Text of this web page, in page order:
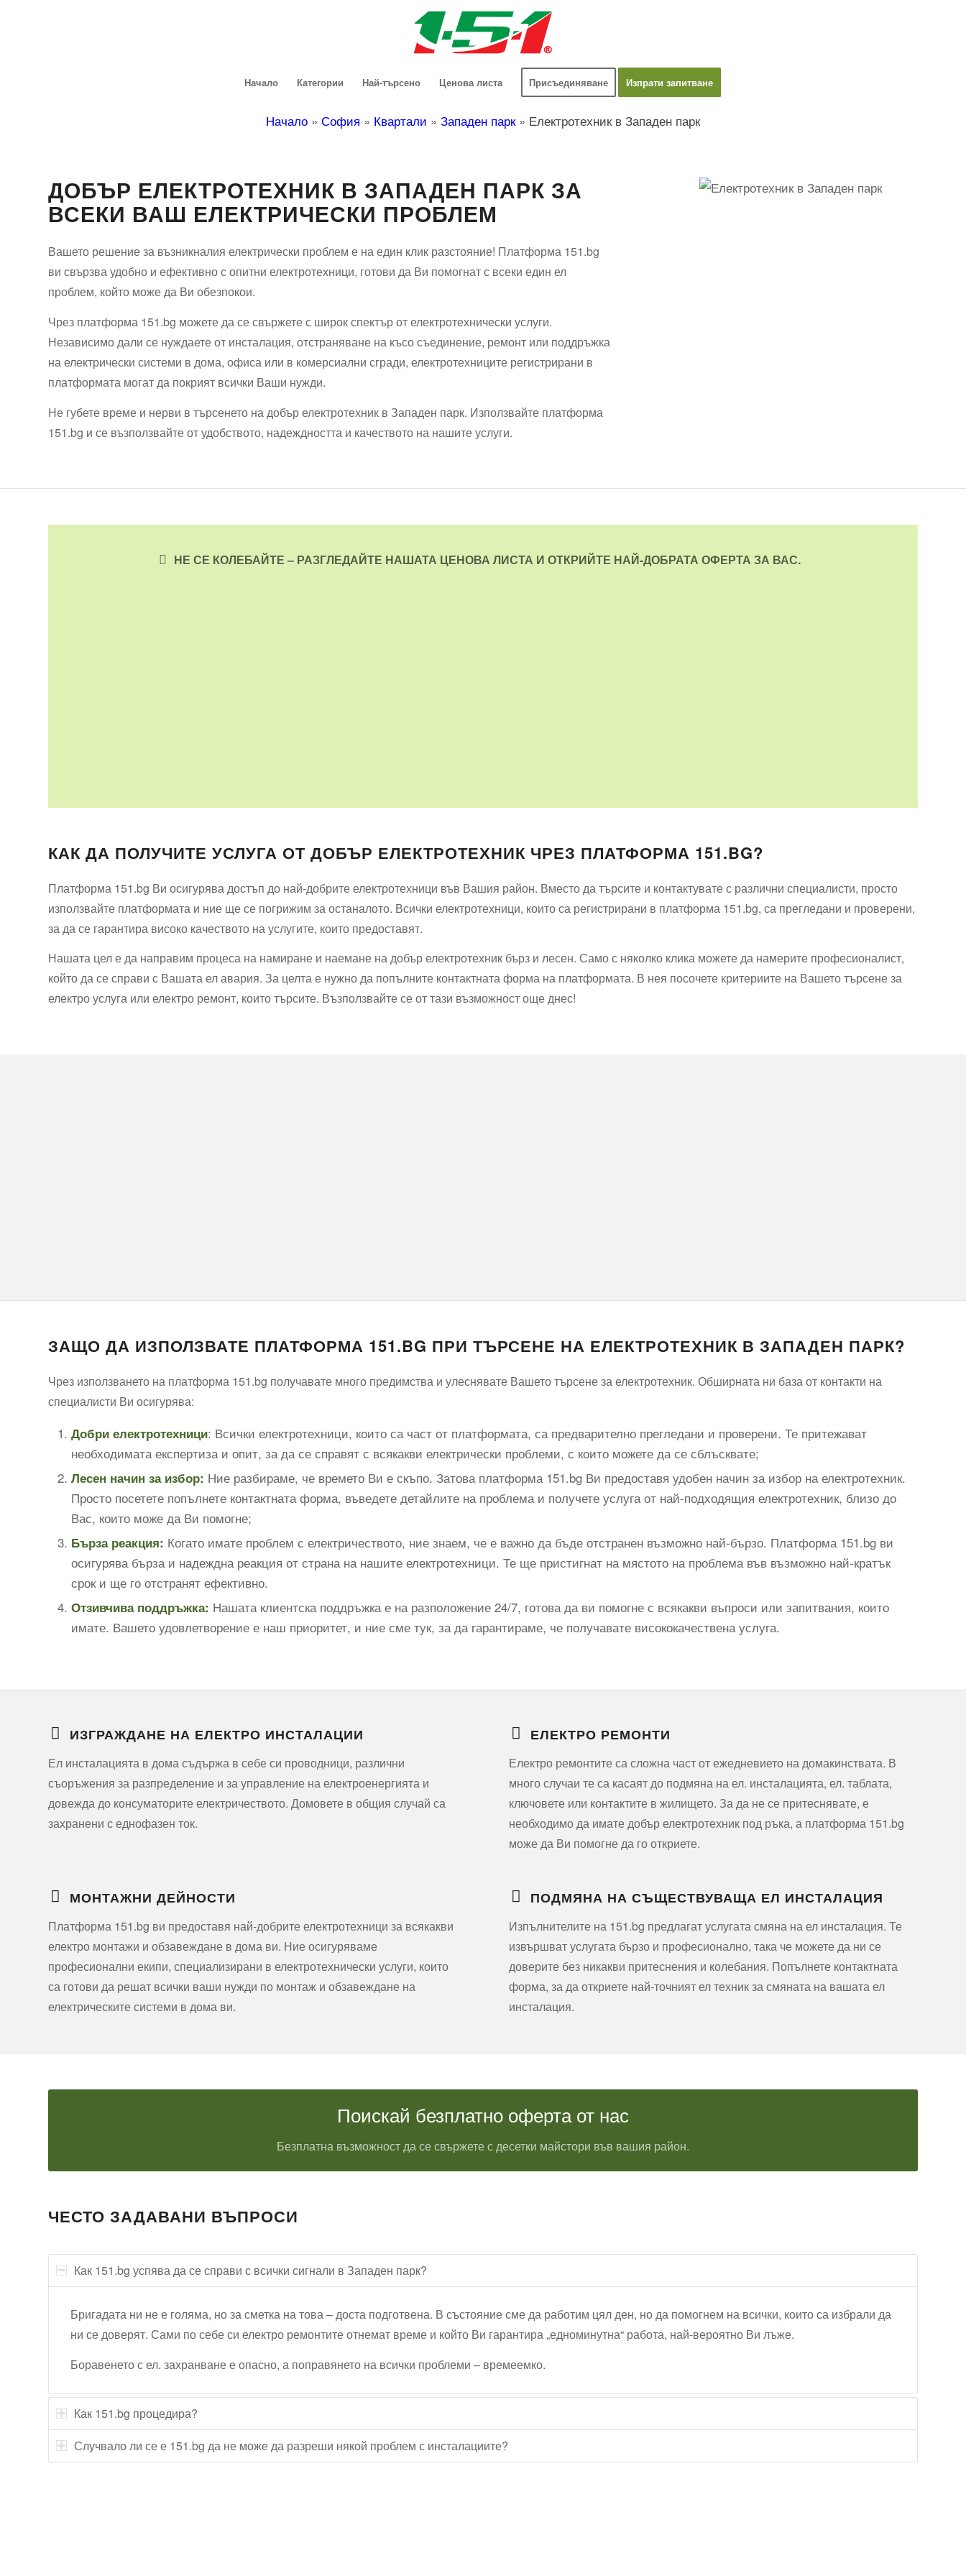
Начало Категории Най-търсено Ценова листа Присъединяване Изпрати запитване
Начало » София » Квартали » Западен парк» Електротехник в Западен парк
ДОБЪР ЕЛЕКТРОТЕХНИК В ЗАПАДЕН ПАРК ЗА
ВСЕКИ ВАШ ЕЛЕКТРИЧЕСКИ ПРОБЛЕМ
Вашето решение за възникналия електрически проблем е на един клик разстояние! Платформа 151.bg
ви свързва удобно и ефективно с опитни електротехници, готови да Ви помогнат с всеки един ел
проблем, който може да Ви обезпокои.
Чрез платформа 151.bg можете да се свържете с широк спектър от електротехнически услуги.
Независимо дали се нуждаете от инсталация, отстраняване на късо съединение, ремонт или поддръжка
на електрически системи в дома, офиса или в комерсиални сгради, електротехниците регистрирани в
платформата могат да покрият всички Ваши нужди.
Не губете време и нерви в търсенето на добър електротехник в Западен парк. Използвайте платформа
151.bg и се възползвайте от удобството, надеждността и качеството на нашите услуги.
НЕ СЕ КОЛЕБАЙТЕ – РАЗГЛЕДАЙТЕ НАШАТА ЦЕНОВА ЛИСТА И ОТКРИЙТЕ НАЙ-ДОБРАТА ОФЕРТА ЗА ВАС.
КАК ДА ПОЛУЧИТЕ УСЛУГА ОТ ДОБЪР ЕЛЕКТРОТЕХНИК ЧРЕЗ ПЛАТФОРМА 151.BG?
Платформа 151.bg Ви осигурява достъп до най-добрите електротехници във Вашия район. Вместо да търсите и контактувате с различни специалисти, просто
използвайте платформата и ние ще се погрижим за останалото. Всички електротехници, които са регистрирани в платформа 151.bg, са прегледани и проверени,
за да се гарантира високо качеството на услугите, които предоставят.
Нашата цел е да направим процеса на намиране и наемане на добър електротехник бърз и лесен. Само с няколко клика можете да намерите професионалист,
който да се справи с Вашата ел авария. За целта е нужно да попълните контактната форма на платформата. В нея посочете критериите на Вашето търсене за
електро услуга или електро ремонт, които търсите. Възползвайте се от тази възможност още днес!
ЗАЩО ДА ИЗПОЛЗВАТЕ ПЛАТФОРМА 151.BG ПРИ ТЪРСЕНЕ НА ЕЛЕКТРОТЕХНИК В ЗАПАДЕН ПАРК?
Чрез използването на платформа 151.bg получавате много предимства и улеснявате Вашето търсене за електротехник. Обширната ни база от контакти на
специалисти Ви осигурява:
Добри електротехници: Всички електротехници, които са част от платформата, са предварително прегледани и проверени. Те притежават
необходимата експертиза и опит, за да се справят с всякакви електрически проблеми, с които можете да се сблъсквате;
Лесен начин за избор: Ние разбираме, че времето Ви е скъпо. Затова платформа 151.bg Ви предоставя удобен начин за избор на електротехник.
Просто посетете попълнете контактната форма, въведете детайлите на проблема и получете услуга от най-подходящия електротехник, близо до
Вас, които може да Ви помогне;
Бърза реакция: Когато имате проблем с електричеството, ние знаем, че е важно да бъде отстранен възможно най-бързо. Платформа 151.bg ви
осигурява бърза и надеждна реакция от страна на нашите електротехници. Те ще пристигнат на мястото на проблема във възможно най-кратък
срок и ще го отстранят ефективно.
Отзивчива поддръжка: Нашата клиентска поддръжка е на разположение 24/7, готова да ви помогне с всякакви въпроси или запитвания, които
имате. Вашето удовлетворение е наш приоритет, и ние сме тук, за да гарантираме, че получавате висококачествена услуга.
ИЗГРАЖДАНЕ НА ЕЛЕКТРО ИНСТАЛАЦИИ
Ел инсталацията в дома съдържа в себе си проводници, различни
съоръжения за разпределение и за управление на електроенергията и
довежда до консуматорите електричеството. Домовете в общия случай са
захранени с еднофазен ток.
ЕЛЕКТРО РЕМОНТИ
Електро ремонтите са сложна част от ежедневието на домакинствата. В
много случаи те са касаят до подмяна на ел. инсталацията, ел. таблата,
ключовете или контактите в жилището. За да не се притеснявате, е
необходимо да имате добър електротехник под ръка, а платформа 151.bg
може да Ви помогне да го откриете.
МОНТАЖНИ ДЕЙНОСТИ
Платформа 151.bg ви предоставя най-добрите електротехници за всякакви
електро монтажи и обзавеждане в дома ви. Ние осигуряваме
професионални екипи, специализирани в електротехнически услуги, които
са готови да решат всички ваши нужди по монтаж и обзавеждане на
електрическите системи в дома ви.
ПОДМЯНА НА СЪЩЕСТВУВАЩА ЕЛ ИНСТАЛАЦИЯ
Изпълнителите на 151.bg предлагат услугата смяна на ел инсталация. Те
извършват услугата бързо и професионално, така че можете да ни се
доверите без никакви притеснения и колебания. Попълнете контактната
форма, за да откриете най-точният ел техник за смяната на вашата ел
инсталация.
Поискай безплатно оферта от нас
Безплатна възможност да се свържете с десетки майстори във вашия район.
ЧЕСТО ЗАДАВАНИ ВЪПРОСИ
Как 151.bg успява да се справи с всички сигнали в Западен парк?
Бригадата ни не е голяма, но за сметка на това – доста подготвена. В състояние сме да работим цял ден, но да помогнем на всички, които са избрали да
ни се доверят. Сами по себе си електро ремонтите отнемат време и който Ви гарантира „едноминутна“ работа, най-вероятно Ви лъже.
Боравенето с ел. захранване е опасно, а поправянето на всички проблеми – времеемко.
Как 151.bg процедира?
Случвало ли се е 151.bg да не може да разреши някой проблем с инсталациите?